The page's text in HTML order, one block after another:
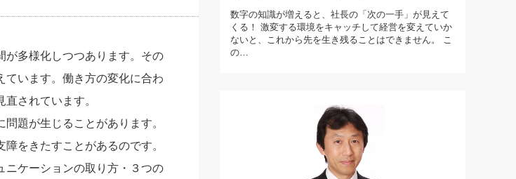
かす(200)
はこうしなさい！(12) 高橋一喜の『これぞ！"本物の温泉"』(157)
が多様化しつつあります。その
ています。働き方の変化に合わ
されています。
題が生じることがあります。
をきたすことがあるのです。
ニケーションの取り方・３つの
数字の知識が増えると、社長の「次の一手」が見えて
くる！ 激変する環境をキャッチして経営を変えていか
ないと、これから先を生き残ることはできません。 こ
の…